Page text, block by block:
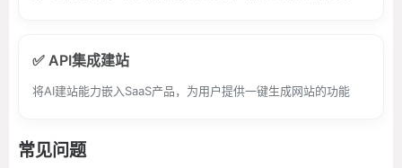
✅ API集成建站
将AI建站能力嵌入SaaS产品，为用户提供一键生成网站的功能
常见问题